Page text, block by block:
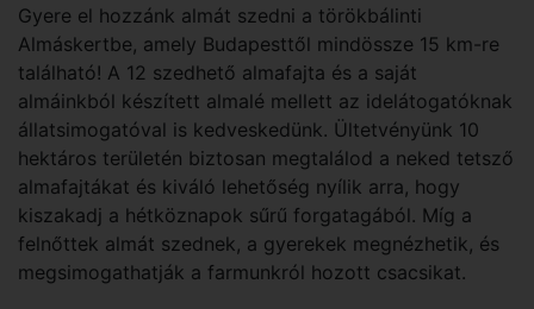
Gyere el hozzánk almát szedni a törökbálinti
Almáskertbe, amely Budapesttől mindössze 15 km-re
található! A 12 szedhető almafajta és a saját
almáinkból készített almalé mellett az idelátogatóknak
állatsimogatóval is kedveskedünk. Ültetvényünk 10
hektáros területén biztosan megtalálod a neked tetsző
almafajtákat és kiváló lehetőség nyílik arra, hogy
kiszakadj a hétköznapok sűrű forgatagából. Míg a
felnőttek almát szednek, a gyerekek megnézhetik, és
megsimogathatják a farmunkról hozott csacsikat.